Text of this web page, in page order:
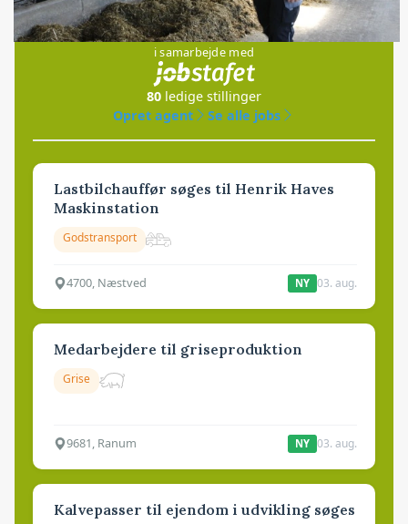
Jobs
i samarbejde med
80 ledige stillinger
Opret agent
Se alle jobs
Lastbilchauffør søges til Henrik Haves
Maskinstation
Godstransport
4700, Næstved NY 03. aug.
Medarbejdere til griseproduktion
Grise
9681, Ranum NY 03. aug.
Kalvepasser til ejendom i udvikling søges